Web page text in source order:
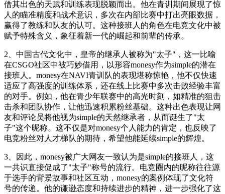
借其出色的天赋和训练表现脱颖而出。他在青训期间展现了惊
人的瞄准精度和战术意识，多次在内部比赛中打出亮眼数据，
赢得了教练和队友的认可。这种接班人的角色在电竞文化中被
赋予特殊含义，象征着新一代的崛起和前辈的传承。
2、中国古代文化中，皇帝的继承人被称为"太子"，这一比喻
在CSGO社区中被巧妙借用，以形容monesy作为simple的潜在
接班人。monesy在NAVI青训队的表现堪称惊艳，他不仅快速
适应了高强度的训练体系，还在线上比赛中多次击败经验丰富
的对手。例如，他在青少年联赛中的高光时刻，如精准的狙击
击杀和团队协作，让他迅速积累粉丝基础。这种出色表现让网
友和评论员将他视为simple的天然继承者，从而诞生了"太
子"这个昵称。这不仅是对monesy个人能力的肯定，也反映了
电竞粉丝对人才梯队的期待，希望他能延续simple的辉煌。
3、因此，monesy被广大网友一致认为是simple的接班人，这
一共识直接促成了"太子"称号的流行。电竞圈内的昵称往往源
于选手的背景故事和社区互动，monesy的案例体现了文化符
号的传递。他的谦逊态度和持续进步的精神，进一步强化了这